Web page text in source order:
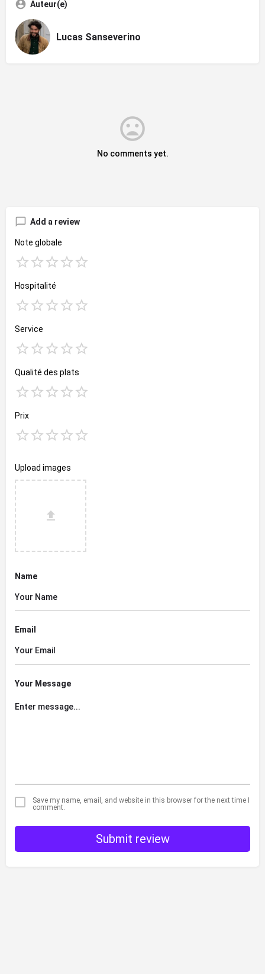
Auteur(e)
Lucas Sanseverino
No comments yet.
Add a review
Note globale
Hospitalité
Service
Qualité des plats
Prix
Upload images
Name
Email
Your Message
Save my name, email, and website in this browser for the next time I
comment.
Submit review